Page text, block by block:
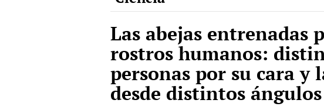
Las abejas entrenadas
rostros humanos:
personas por su cara
desde distintos ángulos